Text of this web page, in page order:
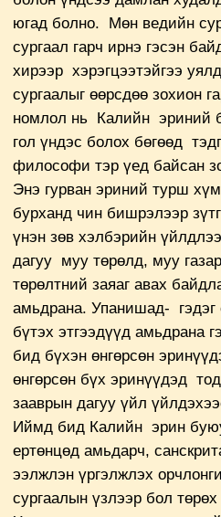
югад болно. Мөн ведийн
сургаал гарч ирнэ гэсэн
хирээр хэрэгцээтэйгээ
сургаалыг өөрсдөө зохион
номлол нь Калийн эриний
гол үндэс болох бөгөөд
философи тэр үед байсан
Энэ гурван эриний турш
бурханд чин бишрэлээр
үнэн зөв хэлбэрийн
дагуу муу төрөлд, муу
төрөлтний заяаг авах
амьдрана. Упанишад-
бүтэх этгээдүүд амьдрана
бид бүхэн өнгөрсөн
өнгөрсөн бүх эринүүдэд
зааврын дагуу үйл
Иймд бид Калийн эрин
ертөнцөд амьдарч,
ээлжлэн үргэлжлэх
сургаалын үзлээр бол